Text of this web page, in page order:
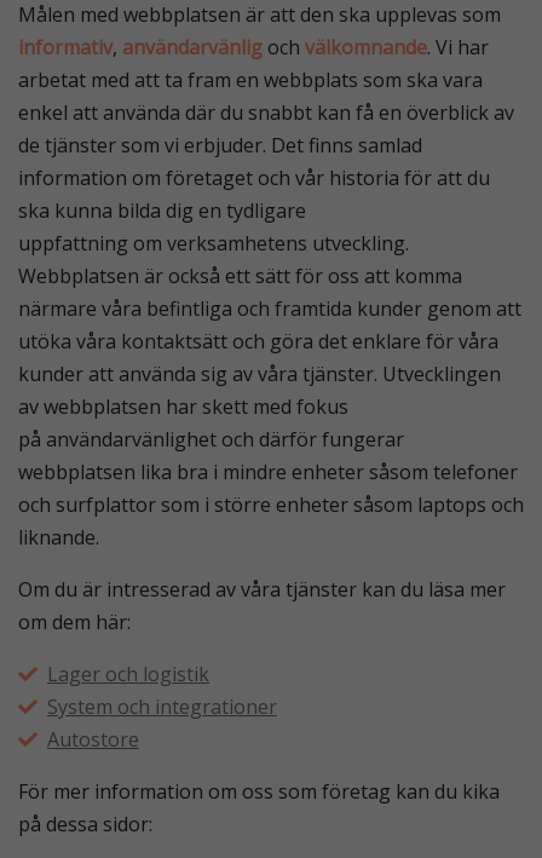
Målen med webbplatsen är att den ska upplevas som
informativ, användarvänlig och välkomnande. Vi har
arbetat med att ta fram en webbplats som ska vara
enkel att använda där du snabbt kan få en överblick av
de tjänster som vi erbjuder. Det finns samlad
information om företaget och vår historia för att du
ska kunna bilda dig en tydligare
uppfattning om verksamhetens utveckling.
Webbplatsen är också ett sätt för oss att komma
närmare våra befintliga och framtida kunder genom att
utöka våra kontaktsätt och göra det enklare för våra
kunder att använda sig av våra tjänster. Utvecklingen
av webbplatsen har skett med fokus
på användarvänlighet och därför fungerar
webbplatsen lika bra i mindre enheter såsom telefoner
och surfplattor som i större enheter såsom laptops och
liknande.
Om du är intresserad av våra tjänster kan du läsa mer
om dem här:
Lager och logistik
System och integrationer
Autostore
För mer information om oss som företag kan du kika
på dessa sidor: